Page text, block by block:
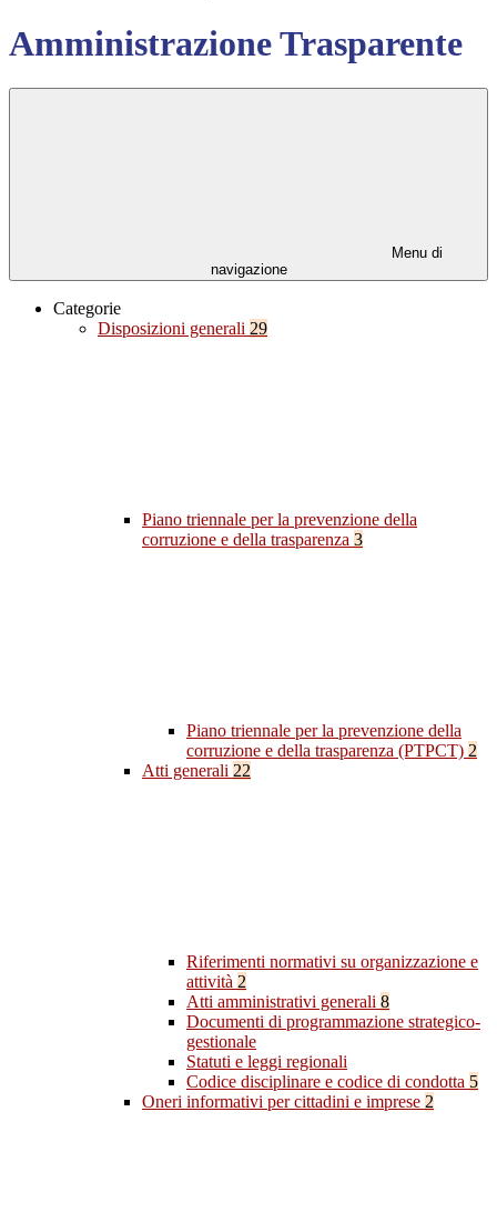
Amministrazione Trasparente
Menu di
navigazione
Categorie
Disposizioni generali 29
Piano triennale per la prevenzione della
corruzione e della trasparenza 3
Piano triennale per la prevenzione della
corruzione e della trasparenza (PTPCT) 2
Atti generali 22
Riferimenti normativi su organizzazione e
attività 2
Atti amministrativi generali 8
Documenti di programmazione strategico-
gestionale
Statuti e leggi regionali
Codice disciplinare e codice di condotta 5
Oneri informativi per cittadini e imprese 2